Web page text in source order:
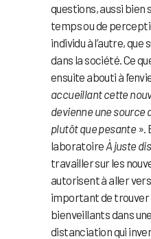
questions, aussi bien
temps ou de
individu à l’autre, que
dans la société. Ce
ensuite abouti à
accueillant cette
devienne une source
plutôt que pesante ».
laboratoire À juste
travailler sur les
autorisent à aller
important de trouver
bienveillants dans
distanciation qui